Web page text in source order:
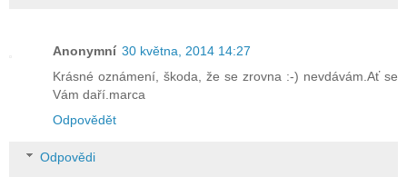
Anonymní 30 května, 2014 14:27
Krásné oznámení, škoda, že se zrovna :-) nevdávám.Ať se
Vám daří.marca
Odpovědět
Odpovědi